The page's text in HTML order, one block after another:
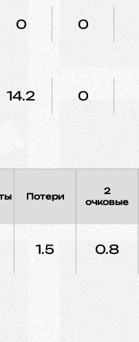
0 0
14.2 0
Потери
2
очковые
1.5 0.8